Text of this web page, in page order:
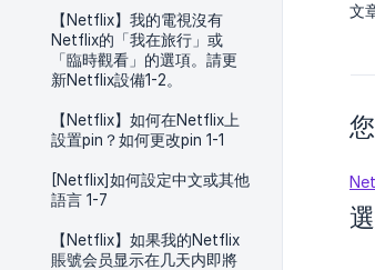
【Netflix】我的電視沒有
Netflix的「我在旅行」或
「臨時觀看」的選項。請更
新Netflix設備1-2。
【Netflix】如何在Netflix上
設置pin？如何更改pin 1-1
[Netflix]如何設定中文或其他
語言 1-7
【Netflix】如果我的Netflix
賬號会员显示在几天内即將
文